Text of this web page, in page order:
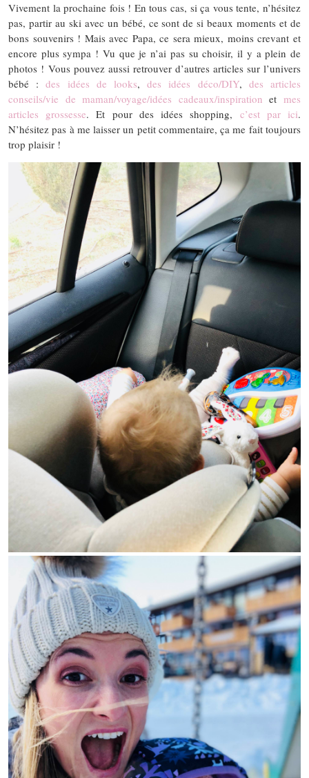
Vivement la prochaine fois ! En tous cas, si ça vous tente, n’hésitez
pas, partir au ski avec un bébé, ce sont de si beaux moments et de
bons souvenirs ! Mais avec Papa, ce sera mieux, moins crevant et
encore plus sympa ! Vu que je n’ai pas su choisir, il y a plein de
photos ! Vous pouvez aussi retrouver d’autres articles sur l’univers
bébé :des idées de looks,des idées déco/DIY, des articles
conseils/vie de maman/voyage/idées cadeaux/inspiration et mes
articles grossesse. Et pour des idées shopping, c’est par ici.
N’hésitez pas à me laisser un petit commentaire, ça me fait toujours
trop plaisir !